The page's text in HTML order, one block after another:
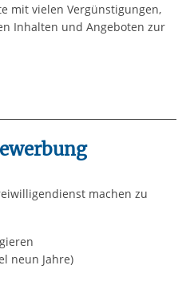
mit vielen Vergünstigungen,
Inhalten und Angeboten zur
machen zu
neun Jahre)